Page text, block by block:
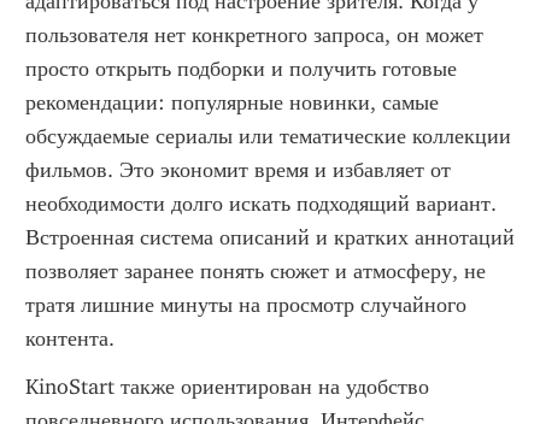
пользователя нет конкретного запроса, он может
просто открыть подборки и получить готовые
рекомендации: популярные новинки, самые
обсуждаемые сериалы или тематические коллекции
фильмов. Это экономит время и избавляет от
необходимости долго искать подходящий вариант.
Встроенная система описаний и кратких аннотаций
позволяет заранее понять сюжет и атмосферу, не
тратя лишние минуты на просмотр случайного
контента.
KinoStart также ориентирован на удобство